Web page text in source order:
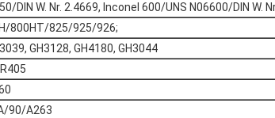
DIN W. Nr. 2.4669, Inconel 600/UNS N06600/DIN W.
800HT/825/925/926;
GH3128, GH4180, GH3044
90/A263